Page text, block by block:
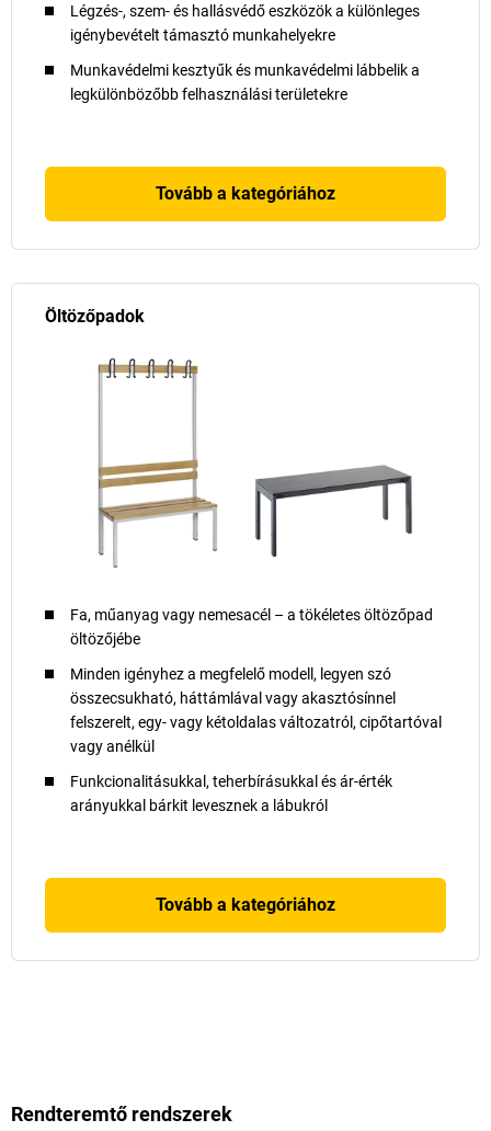
Légzés-, szem- és hallásvédő eszközök a különleges
igénybevételt támasztó munkahelyekre
Munkavédelmi kesztyűk és munkavédelmi lábbelik a
legkülönbözőbb felhasználási területekre
Tovább a kategóriához
Öltözőpadok
Fa, műanyag vagy nemesacél – a tökéletes öltözőpad
öltözőjébe
Minden igényhez a megfelelő modell, legyen szó
összecsukható, háttámlával vagy akasztósínnel
felszerelt, egy- vagy kétoldalas változatról, cipőtartóval
vagy anélkül
Funkcionalitásukkal, teherbírásukkal és ár-érték
arányukkal bárkit levesznek a lábukról
Tovább a kategóriához
Rendteremtő rendszerek